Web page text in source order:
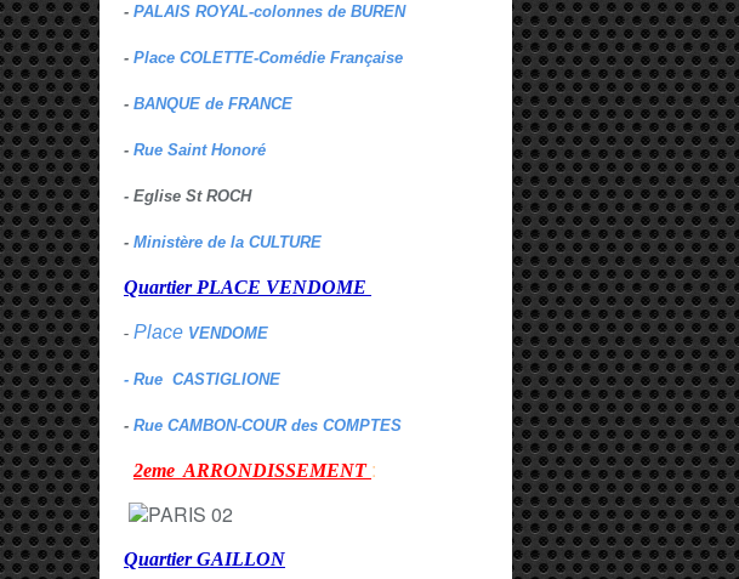
- PALAIS ROYAL-colonnes de BUREN
- Place COLETTE-Comédie Française
- BANQUE de FRANCE
- Rue Saint Honoré
- Eglise St ROCH
- Ministère de la CULTURE
Quartier PLACE VENDOME
- Place VENDOME
- Rue CASTIGLIONE
- Rue CAMBON-COUR des COMPTES
2eme ARRONDISSEMENT :
Quartier GAILLON